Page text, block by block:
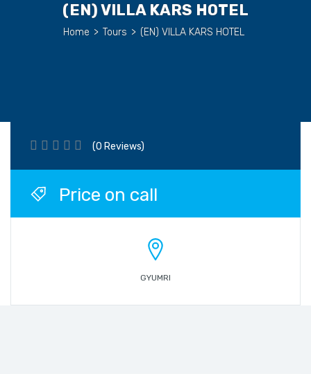
(EN) VILLA KARS HOTEL
Home > Tours > (EN) VILLA KARS HOTEL
(0 Reviews)
Price on call
GYUMRI